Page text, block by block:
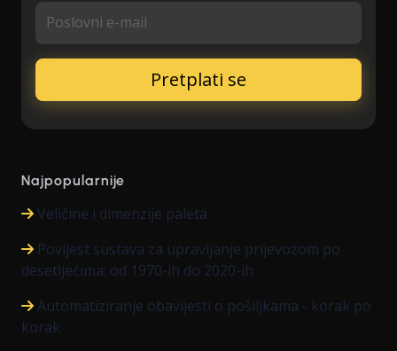
Poslovni e-mail
Najpopularnije
Veličine i dimenzije paleta
Povijest sustava za upravljanje prijevozom po
desetljećima: od 1970-ih do 2020-ih
Automatiziranje obavijesti o pošiljkama - korak po
korak